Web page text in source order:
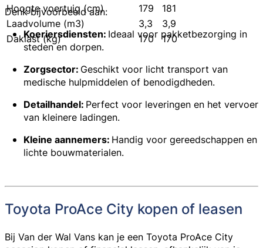
Hoogte voertuig (cm)
179
181
Laadvolume (m3)
3,3
3,9
Daklast (kg)
170 170
Denk bijvoorbeeld aan:
Koeriersdiensten: Ideaal voor pakketbezorging in
steden en dorpen.
Zorgsector: Geschikt voor licht transport van
medische hulpmiddelen of benodigdheden.
Detailhandel: Perfect voor leveringen en het vervoer
van kleinere ladingen.
Kleine aannemers: Handig voor gereedschappen en
lichte bouwmaterialen.
Toyota ProAce City kopen of leasen
Bij Van der Wal Vans kan je een Toyota ProAce City